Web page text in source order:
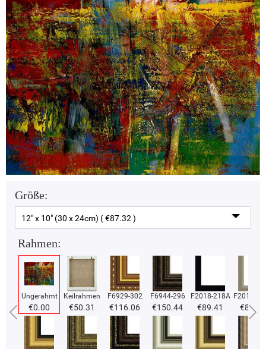
Größe:
12" x 10" (30 x 24cm) ( €87.32 )
Rahmen:
Ungerahmt
€0.00
Keilrahmen
€50.31
F6929-302
€116.06
F6944-296
€150.44
F2018-218A
€89.41
F2018-
€89.41